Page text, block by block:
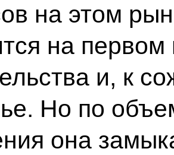
на этом
на
и, к
Но по
она